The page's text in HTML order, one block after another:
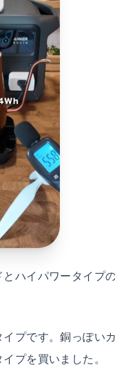
ハイパワータイプ
プです。銅っぽい
プを買いました。